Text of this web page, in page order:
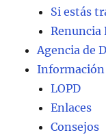
Si estás
Renuncia
Agencia de
Información
LOPD
Enlaces
Consejos